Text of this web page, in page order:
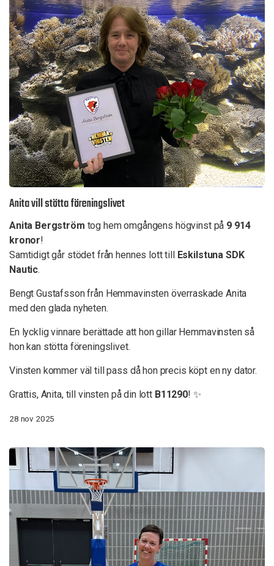
Anita vill stötta föreningslivet
Anita Bergström tog hem omgångens högvinst på 9 914
kronor!
Samtidigt går stödet från hennes lott till Eskilstuna SDK
Nautic.
Bengt Gustafsson från Hemmavinsten överraskade Anita
med den glada nyheten.
En lycklig vinnare berättade att hon gillar Hemmavinsten så
hon kan stötta föreningslivet.
Vinsten kommer väl till pass då hon precis köpt en ny dator.
Grattis, Anita, till vinsten på din lott B11290! ✨
28 nov 2025